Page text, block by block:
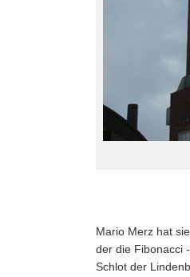
Mario Merz hat
der die Fibonacci
Schlot der